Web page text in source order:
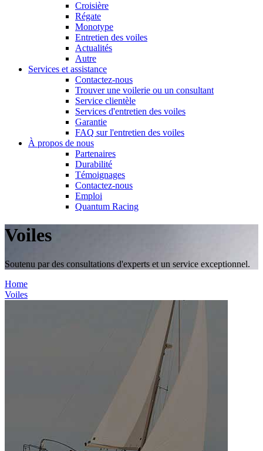
Croisière
Régate
Monotype
Entretien des voiles
Actualités
Autre
Services et assistance
Contactez-nous
Trouver une voilerie ou un consultant
Service clientèle
Services d'entretien des voiles
Garantie
FAQ sur l'entretien des voiles
À propos de nous
Partenaires
Durabilité
Témoignages
Contactez-nous
Emploi
Quantum Racing
Voiles
Soutenu par des consultations d'experts et un service exceptionnel.
Home
Voiles